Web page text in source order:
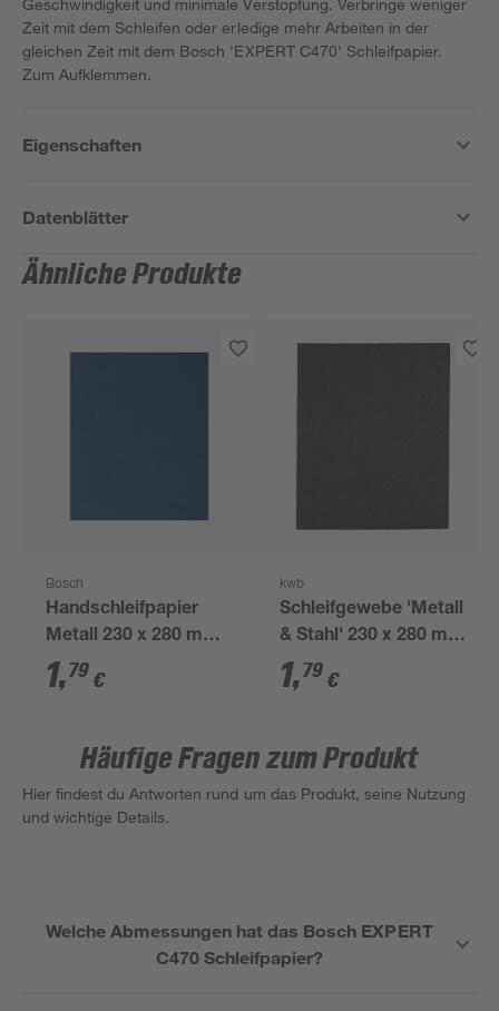
Geschwindigkeit und minimale Verstopfung. Verbringe weniger
Zeit mit dem Schleifen oder erledige mehr Arbeiten in der
gleichen Zeit mit dem Bosch 'EXPERT C470' Schleifpapier.
Zum Aufklemmen.
Eigenschaften
Datenblätter
Ähnliche Produkte
Bosch
Handschleifpapier
Metall 230 x 280 mm
K40
1,79 €
kwb
Schleifgewebe 'Metall
& Stahl' 230 x 280 mm
K180
1,79 €
Häufige Fragen zum Produkt
Hier findest du Antworten rund um das Produkt, seine Nutzung
und wichtige Details.
Welche Abmessungen hat das Bosch EXPERT
C470 Schleifpapier?